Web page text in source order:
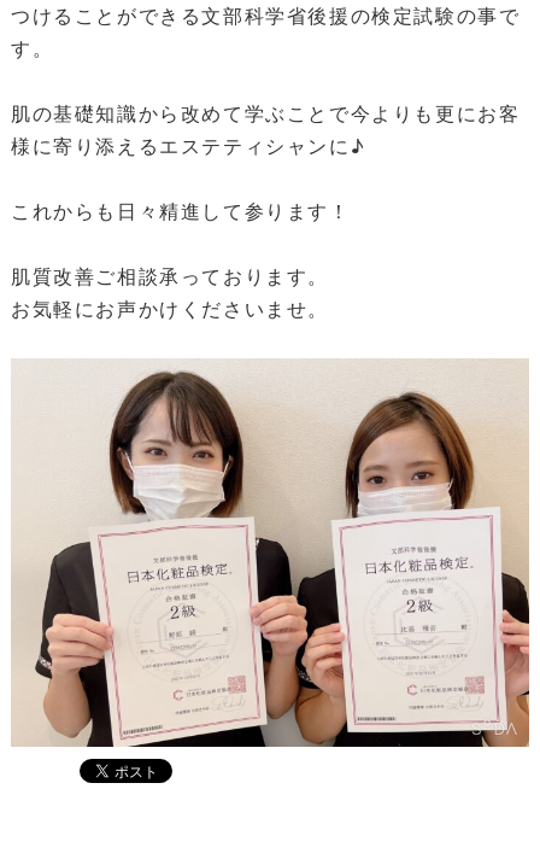
つけることができる文部科学省後援の検定試験の事で
す。
肌の基礎知識から改めて学ぶことで今よりも更にお客
様に寄り添えるエステティシャンに♪
これからも日々精進して参ります！
肌質改善ご相談承っております。
お気軽にお声かけくださいませ。